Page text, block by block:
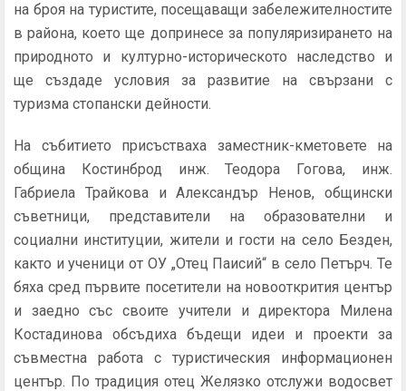
на броя на туристите, посещаващи забележителностите
в района, което ще допринесе за популяризирането на
природното и културно-историческото наследство и
ще създаде условия за развитие на свързани с
туризма стопански дейности.
На събитието присъстваха заместник-кметовете на
община Костинброд инж. Теодора Гогова, инж.
Габриела Трайкова и Александър Ненов, общински
съветници, представители на образователни и
социални институции, жители и гости на село Безден,
както и ученици от ОУ „Отец Паисий“ в село Петърч. Те
бяха сред първите посетители на новооткрития център
и заедно със своите учители и директора Милена
Костадинова обсъдиха бъдещи идеи и проекти за
съвместна работа с туристическия информационен
център. По традиция отец Желязко отслужи водосвет